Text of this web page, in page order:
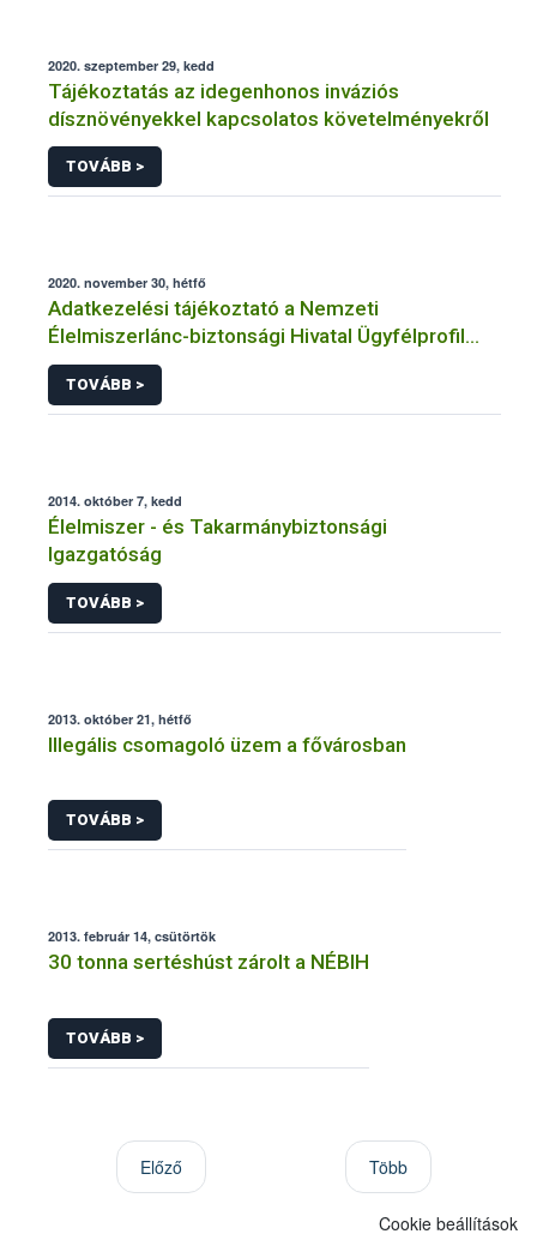
2020. szeptember 29, kedd
Tájékoztatás az idegenhonos inváziós
dísznövényekkel kapcsolatos követelményekről
TOVÁBB >
2020. november 30, hétfő
Adatkezelési tájékoztató a Nemzeti
Élelmiszerlánc-biztonsági Hivatal Ügyfélprofil
Rendszerben állati melléktermék témakörben
intézhető közhatalmi eljárásaihoz kapcsolódó
adatkezeléséhez
TOVÁBB >
2014. október 7, kedd
Élelmiszer - és Takarmánybiztonsági
Igazgatóság
TOVÁBB >
2013. október 21, hétfő
Illegális csomagoló üzem a fővárosban
TOVÁBB >
2013. február 14, csütörtök
30 tonna sertéshúst zárolt a NÉBIH
TOVÁBB >
Előző Több
Cookie beállítások